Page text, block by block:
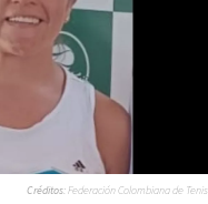
Créditos:Federación Colombiana de Tenis